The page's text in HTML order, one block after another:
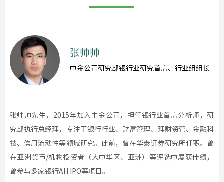
张帅帅
中金公司研究部银行业研究首席、行业组组长
张帅帅先生，2015年加入中金公司，担任银行业首席分析师，研
究部执行总经理，专注于银行行业、财富管理、理财资管、金融科
技、信用流动性等领域研究。此前，曾在华泰证券研究所任职。曾
在亚洲货币/机构投资者（大中华区、亚洲）等评选中屡获佳绩，
曾参与多家银行AH IPO等项目。